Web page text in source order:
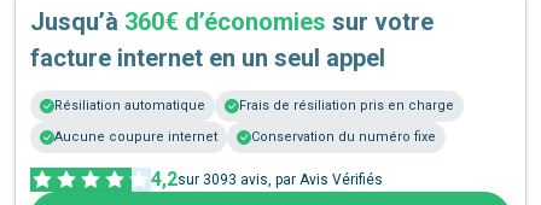
Jusqu’à 360€ d’économies sur votre
facture internet en un seul appel
Résiliation automatique
Frais de résiliation pris en charge
Aucune coupure internet
Conservation du numéro fixe
4,2sur 3093 avis, par Avis Vérifiés